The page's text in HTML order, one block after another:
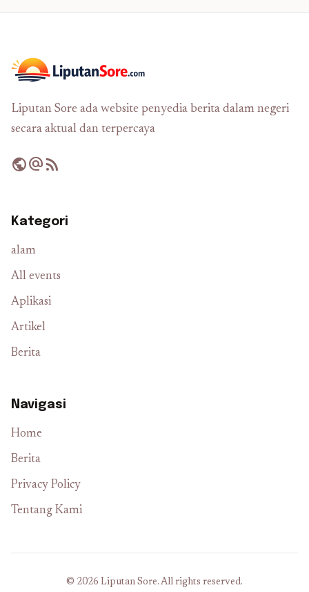
Liputan Sore ada website penyedia berita dalam negeri
secara aktual dan terpercaya
publicalternate_emailrss_feed
Kategori
alam
All events
Aplikasi
Artikel
Berita
Navigasi
Home
Berita
Privacy Policy
Tentang Kami
© 2026 Liputan Sore. All rights reserved.